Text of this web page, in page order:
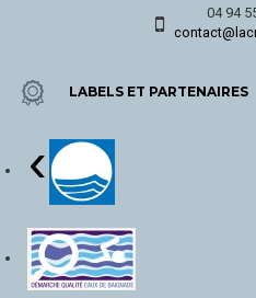
04 94
LABELS ET PARTENAIRES
‹